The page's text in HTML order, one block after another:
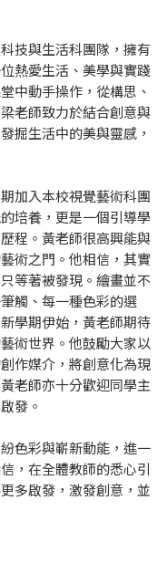
技與生活科團隊，擁有
熱愛生活、美學與實踐
中動手操作，從構思、
老師致力於結合創意與
掘生活中的美與靈感，
加入本校視覺藝術科團
培養，更是一個引導學
程。黃老師很高興能與
術之門。他相信，其實
等著被發現。繪畫並不
觸、每一種色彩的選
學期伊始，黃老師期待
術世界。他鼓勵大家以
作媒介，將創意化為現
老師亦十分歡迎同學主
發。
色彩與嶄新動能，進一
，在全體教師的悉心引
多啟發，激發創意，並